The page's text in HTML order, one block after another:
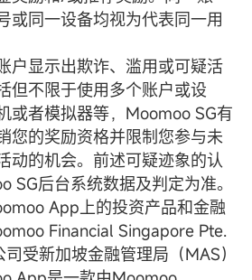
或同一设备均视为代表同一用
户显示出欺诈、滥用或可疑活
但不限于使用多个账户或设
或者模拟器等，Moomoo SG有
您的奖励资格并限制您参与未
动的机会。前述可疑迹象的认
SG后台系统数据及判定为准。
App上的投资产品和金融
Financial Singapore Pte.
受新加坡金融管理局（MAS）